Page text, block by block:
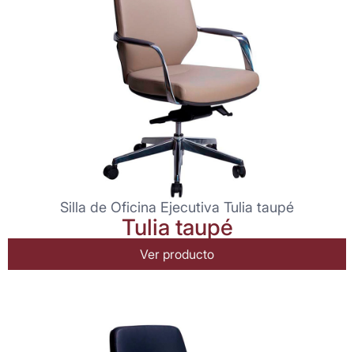
Silla de Oficina Ejecutiva Tulia taupé
Tulia taupé
Ver producto